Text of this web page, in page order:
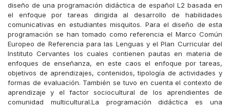
diseño de una programación didáctica de español L2 basada en
el enfoque por tareas dirigida al desarrollo de habilidades
comunicativas en estudiantes misquitos. Para el diseño de esta
programación se han tomado como referencia el Marco Común
Europeo de Referencia para las Lenguas y el Plan Curricular del
Instituto Cervantes los cuales contienen pautas en materia de
enfoques de enseñanza, en este caos el enfoque por tareas,
objetivos de aprendizajes, contenidos, tipología de actividades y
formas de evaluación. También se tuvo en cuenta el contexto de
aprendizaje y el factor sociocultural de los aprendientes de
comunidad multicultural.La programación didáctica es una